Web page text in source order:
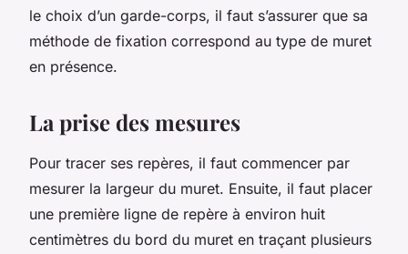
le choix d’un garde-corps, il faut s’assurer que sa
méthode de fixation correspond au type de muret
en présence.
La prise des mesures
Pour tracer ses repères, il faut commencer par
mesurer la largeur du muret. Ensuite, il faut placer
une première ligne de repère à environ huit
centimètres du bord du muret en traçant plusieurs